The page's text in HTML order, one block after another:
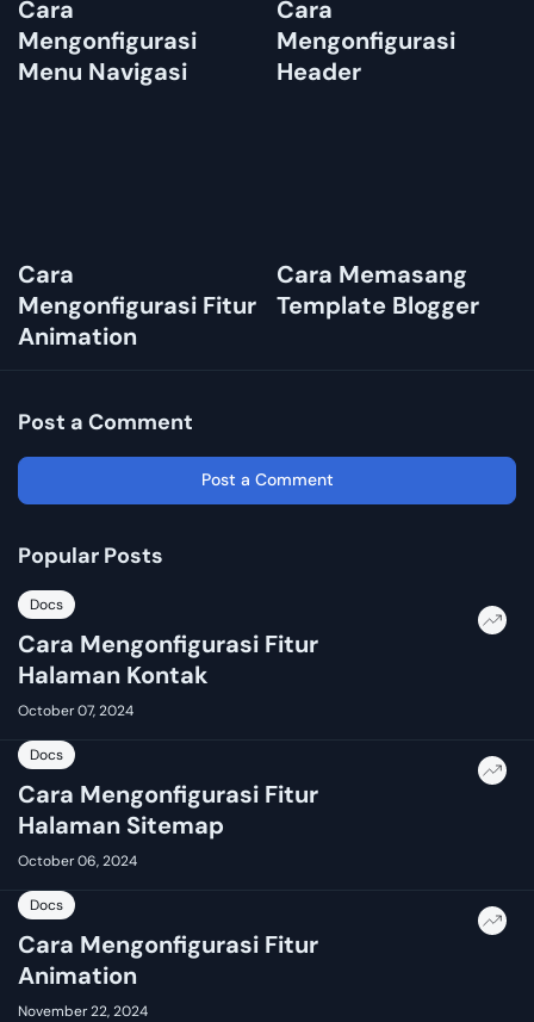
Cara
Mengonfigurasi
Menu Navigasi
Cara
Mengonfigurasi
Header
Cara
Mengonfigurasi Fitur
Animation
Cara Memasang
Template Blogger
Post a Comment
Post a Comment
Popular Posts
Docs
Cara Mengonfigurasi Fitur
Halaman Kontak
October 07, 2024
Docs
Cara Mengonfigurasi Fitur
Halaman Sitemap
October 06, 2024
Docs
Cara Mengonfigurasi Fitur
Animation
November 22, 2024